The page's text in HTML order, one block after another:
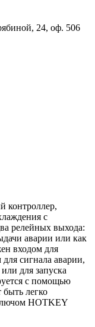
24, оф. 506
контроллер,
с
релейных выхода:
аварии или как
входом для
сигнала аварии,
для запуска
с помощью
легко
HOTKEY